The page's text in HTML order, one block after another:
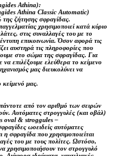
Athina):
Athina Classic Automatic)
ζήτησης σφραγίδας.
χρησιμοποιεί κατά κύριο
στις συναλλαγές του με το
επικοινωνία. Όσον αφορά τις
αυστηρά τις πληροφορίες που
στο σώμα της σφραγίδας. Για
επιλέξουμε ελεύθερα το κείμενο
μας διευκολύνει να
κείμενό μας.
από τον αριθμό των σειρών
Αυτόματες στρογγυλές (και οβάλ)
oval & stroggules –
ωοειδείς αυτόματες
η σφραγίδα που χρησιμοποιείται
του με τους πολίτες. Ωστόσο,
χρησιμοποιήσουν τον στρογγυλό